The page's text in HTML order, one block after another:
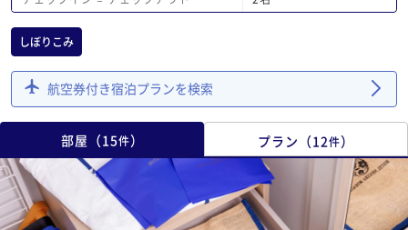
しぼりこみ
航空券付き宿泊プランを検索
部屋 （15件） プラン （12件）